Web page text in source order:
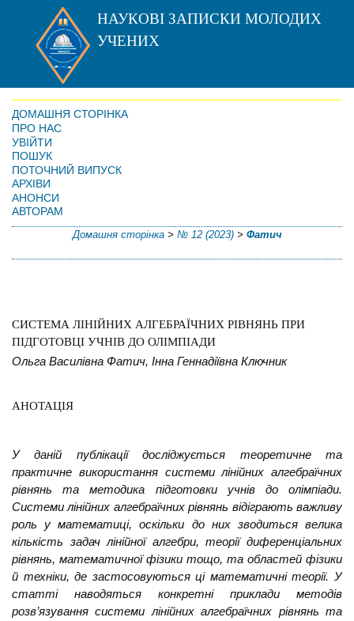
НАУКОВІ ЗАПИСКИ МОЛОДИХ
УЧЕНИХ
ДОМАШНЯ СТОРІНКА
ПРО НАС
УВІЙТИ
ПОШУК
ПОТОЧНИЙ ВИПУСК
АРХІВИ
АНОНСИ
АВТОРАМ
Домашня сторінка> № 12 (2023)> Фатич
СИСТЕМА ЛІНІЙНИХ АЛГЕБРАЇЧНИХ РІВНЯНЬ ПРИ
ПІДГОТОВЦІ УЧНІВ ДО ОЛІМПІАДИ
Ольга Василівна Фатич, Інна Геннадіївна Ключник
АНОТАЦІЯ
У даній публікації досліджується теоретичне та
практичне використання системи лінійних алгебраїчних
рівнянь та методика підготовки учнів до олімпіади.
Системи лінійних алгебраїчних рівнянь відіграють важливу
роль у математиці, оскільки до них зводиться велика
кількість задач лінійної алгебри, теорії диференціальних
рівнянь, математичної фізики тощо, та областей фізики
й техніки, де застосовуються ці математичні теорії. У
статті наводяться конкретні приклади методів
розв’язування системи лінійних алгебраїчних рівнянь та